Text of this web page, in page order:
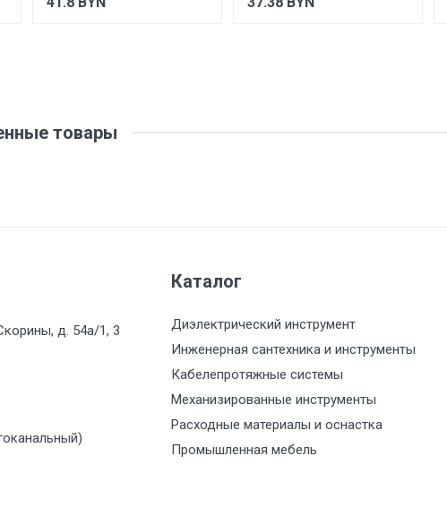
товары
д. 54а/1, 3
Каталог
Диэлектрический инструмент
Инженерная сантехника и инструменты
Кабелепротяжные системы
Механизированные инструменты
Расходные материалы и оснастка
Промышленная мебель